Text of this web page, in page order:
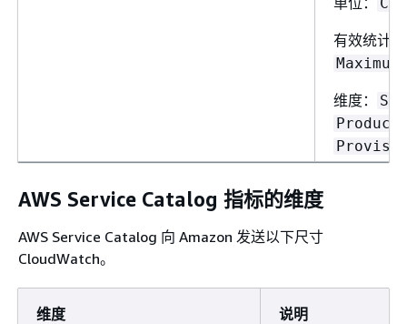
有效统计
Maximum
维度：
AWS Service Catalog 指标的维度
AWS Service Catalog 向 Amazon 发送以下尺寸
CloudWatch。
维度 说明